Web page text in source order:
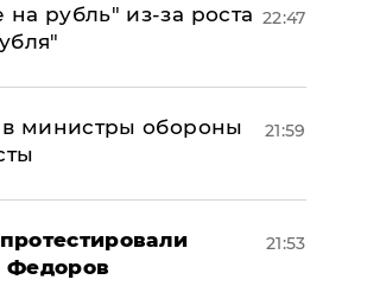
рубль" из-за роста 22:47
в министры обороны
21:59
Федоров
21:53